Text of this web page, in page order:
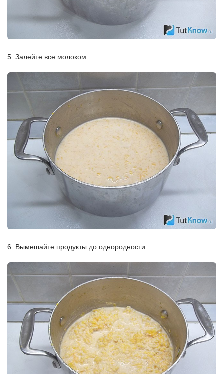
5. Залейте все молоком.
6. Вымешайте продукты до однородности.